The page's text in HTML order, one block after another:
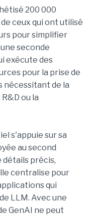
200 000
ceux qui ont utilisé
pour simplifier
seconde
exécute des
pour la prise de
nécessitant de la
ou la
s'appuie sur sa
au second
détails précis,
centralise pour
qui
LLM. Avec une
GenAI ne peut